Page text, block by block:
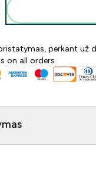
perkant už
on all orders